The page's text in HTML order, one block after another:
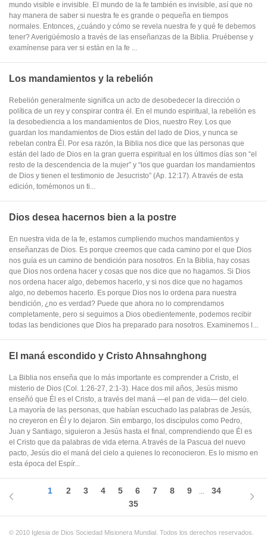
mundo visible e invisible. El mundo de la fe también es invisible, así que no
hay manera de saber si nuestra fe es grande o pequeña en tiempos
normales. Entonces, ¿cuándo y cómo se revela nuestra fe y qué fe debemos
tener? Averigüémoslo a través de las enseñanzas de la Biblia. Pruébense y
examínense para ver si están en la fe ...
Los mandamientos y la rebelión
Rebelión generalmente significa un acto de desobedecer la dirección o
política de un rey y conspirar contra él. En el mundo espiritual, la rebelión es
la desobediencia a los mandamientos de Dios, nuestro Rey. Los que
guardan los mandamientos de Dios están del lado de Dios, y nunca se
rebelan contra Él. Por esa razón, la Biblia nos dice que las personas que
están del lado de Dios en la gran guerra espiritual en los últimos días son “el
resto de la descendencia de la mujer” y “los que guardan los mandamientos
de Dios y tienen el testimonio de Jesucristo” (Ap. 12:17). A través de esta
edición, tomémonos un ti...
Dios desea hacernos bien a la postre
En nuestra vida de la fe, estamos cumpliendo muchos mandamientos y
enseñanzas de Dios. Es porque creemos que cada camino por el que Dios
nos guía es un camino de bendición para nosotros. En la Biblia, hay cosas
que Dios nos ordena hacer y cosas que nos dice que no hagamos. Si Dios
nos ordena hacer algo, debemos hacerlo, y si nos dice que no hagamos
algo, no debemos hacerlo. Es porque Dios nos lo ordena para nuestra
bendición, ¿no es verdad? Puede que ahora no lo comprendamos
completamente, pero si seguimos a Dios obedientemente, podemos recibir
todas las bendiciones que Dios ha preparado para nosotros. Examinemos l...
El maná escondido y Cristo Ahnsahnghong
La Biblia nos enseña que lo más importante es comprender a Cristo, el
misterio de Dios (Col. 1:26-27, 2:1-3). Hace dos mil años, Jesús mismo
enseñó que Él es el Cristo, a través del maná —el pan de vida— del cielo.
La mayoría de las personas, que habían escuchado las palabras de Jesús,
no creyeron en Él y lo dejaron. Sin embargo, los discípulos como Pedro,
Juan y Santiago, siguieron a Jesús hasta el final, comprendiendo que Él es
el Cristo que da palabras de vida eterna. A través de la Pascua del nuevo
pacto, Jesús dio el maná del cielo a quienes lo reconocieron. Es lo mismo en
esta época del Espír...
1 2 3 4 5 6 7 8 9
34
35
© 2010 Iglesia de Dios Sociedad Misionera Mundial. Todos los derechos reservados.